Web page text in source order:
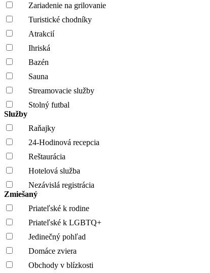
Zariadenie na grilovanie
Turistické chodníky
Atrakcií
Ihriská
Bazén
Sauna
Streamovacie služby
Stolný futbal
Služby
Raňajky
24-Hodinová recepcia
Reštaurácia
Hotelová služba
Nezávislá registrácia
Zmiešaný
Priateľské k rodine
Priateľské k LGBTQ+
Jedinečný pohľad
Domáce zviera
Obchody v blízkosti